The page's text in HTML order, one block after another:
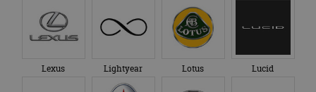
Lexus Lightyear Lotus Lucid